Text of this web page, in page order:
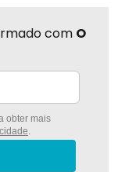
com O
obter mais
.